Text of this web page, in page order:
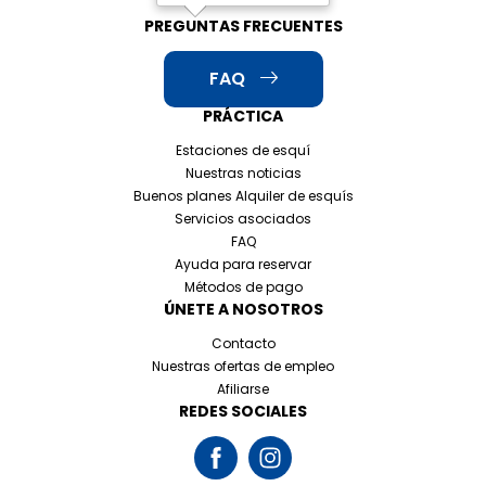
PRÁCTICA
Estaciones de esquí
Nuestras noticias
Buenos planes Alquiler de esquís
Servicios asociados
FAQ
Ayuda para reservar
Métodos de pago
ÚNETE A NOSOTROS
Contacto
Nuestras ofertas de empleo
Afiliarse
REDES SOCIALES
PREGUNTAS FRECUENTES
FAQ